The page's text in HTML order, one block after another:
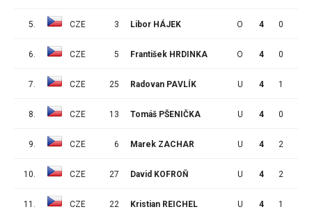
5. CZE 3 Libor HÁJEK O 4 0
6. CZE 5 František HRDINKA O 4 0
7. CZE 25 Radovan PAVLÍK U 4 1
8. CZE 13 Tomáš PŠENIČKA U 4 0
9. CZE 6 Marek ZACHAR U 4 2
10. CZE 27 David KOFROŇ U 4 2
11. CZE 22 Kristian REICHEL U 4 1